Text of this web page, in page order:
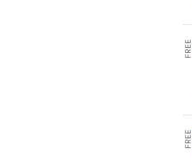
FREE
FREE